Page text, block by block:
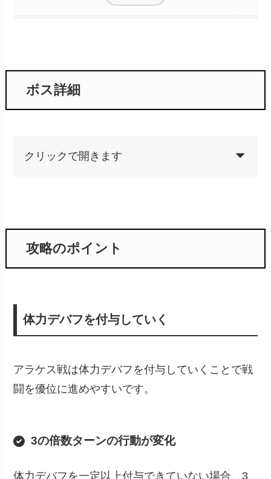
ボス詳細
クリックで開きます
攻略のポイント
体力デバフを付与していく
アラケス戦は体力デバフを付与していくことで戦
闘を優位に進めやすいです。
3の倍数ターンの行動が変化
体力デバフを一定以上付与できていない場合、3